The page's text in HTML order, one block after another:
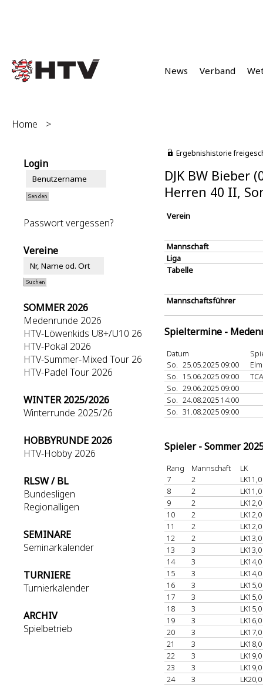
News Verband
Home >
Login
Passwort vergessen?
Vereine
SOMMER 2026
Medenrunde 2026
HTV-Löwenkids U8+/U10 26
HTV-Pokal 2026
HTV-Summer-Mixed Tour 26
HTV-Padel Tour 2026
WINTER 2025/2026
Winterrunde 2025/26
HOBBYRUNDE 2026
HTV-Hobby 2026
RLSW / BL
Bundesligen
Regionalligen
SEMINARE
Seminarkalender
TURNIERE
Turnierkalender
ARCHIV
Spielbetrieb
Ergebnishistorie
DJK BW Bieber
Herren 40 II,
Verein
Mannschaft
Liga
Tabelle
Mannschaftsführer
Spieltermine -
Datum
So. 25.05.2025 09:00
So. 15.06.2025 09:00
So. 29.06.2025 09:00
So. 24.08.2025 14:00
So. 31.08.2025 09:00
Spieler - Sommer
Rang Mannschaft
LK
7
2
LK11,0
8
2
LK11,0
9
2
LK12,0
10
2
LK12,0
11
2
LK12,0
12
2
LK13,0
13
3
LK13,0
14
3
LK14,0
15
3
LK14,0
16
3
LK15,0
17
3
LK15,0
18
3
LK15,0
19
3
LK16,0
20
3
LK17,0
21
3
LK18,0
22
3
LK19,0
23
3
LK19,0
24
3
LK20,0